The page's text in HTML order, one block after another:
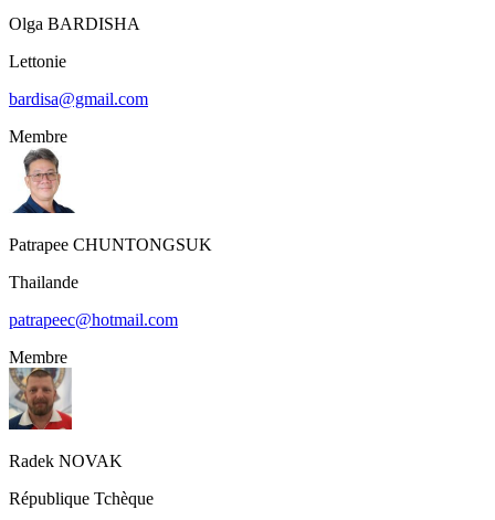
Olga BARDISHA
Lettonie
bardisa@gmail.com
Membre
Patrapee CHUNTONGSUK
Thailande
patrapeec@hotmail.com
Membre
Radek NOVAK
République Tchèque